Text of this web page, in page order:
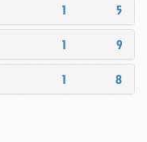
1
5
1
9
1 8